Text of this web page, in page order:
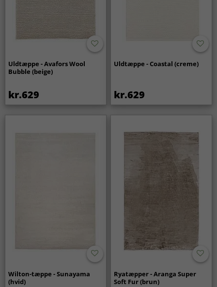
Uldtæppe - Avafors Wool
Bubble (beige)
kr.629
Uldtæppe - Coastal (creme)
kr.629
Wilton-tæppe - Sunayama
(hvid)
Ryatæpper - Aranga Super
Soft Fur (brun)